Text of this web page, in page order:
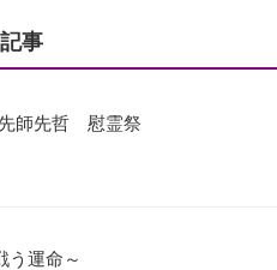
事
先師先哲 慰霊祭
う運命～